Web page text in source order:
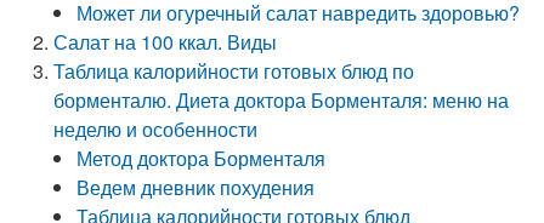
Может ли огуречный салат навредить здоровью?
Салат на 100 ккал. Виды
Таблица калорийности готовых блюд по
борменталю. Диета доктора Борменталя: меню на
неделю и особенности
Метод доктора Борменталя
Ведем дневник похудения
Таблица калорийности готовых блюд